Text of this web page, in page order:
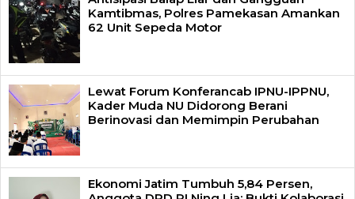
Kamtibmas, Polres Pamekasan Amankan
62 Unit Sepeda Motor
Lewat Forum Konferancab IPNU-IPPNU,
Kader Muda NU Didorong Berani
Berinovasi dan Memimpin Perubahan
Ekonomi Jatim Tumbuh 5,84 Persen,